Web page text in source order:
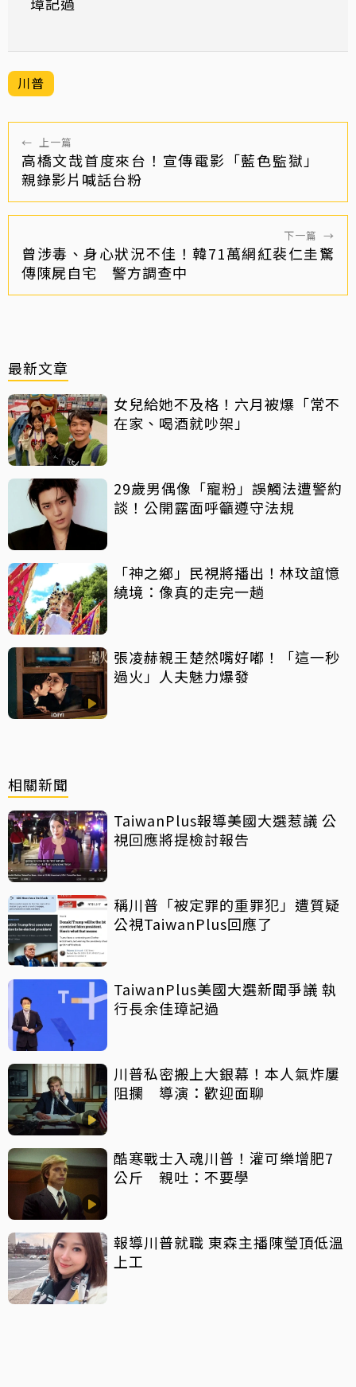
川普
← 上一篇
高橋文哉首度來台！宣傳電影「藍色監獄」
親錄影片喊話台粉
下一篇 →
曾涉毒、身心狀況不佳！韓71萬網紅裴仁圭驚
傳陳屍自宅 警方調查中
最新文章
女兒給她不及格！六月被爆「常不
在家、喝酒就吵架」
29歲男偶像「寵粉」誤觸法遭警約
談！公開露面呼籲遵守法規
「神之鄉」民視將播出！林玟誼憶
繞境：像真的走完一趟
張凌赫親王楚然嘴好嘟！「這一秒
過火」人夫魅力爆發
相關新聞
TaiwanPlus報導美國大選惹議 公
視回應將提檢討報告
稱川普「被定罪的重罪犯」遭質疑
公視TaiwanPlus回應了
TaiwanPlus美國大選新聞爭議 執
行長余佳璋記過
川普私密搬上大銀幕！本人氣炸屢
阻攔 導演：歡迎面聊
酷寒戰士入魂川普！灌可樂增肥7
公斤 親吐：不要學
報導川普就職 東森主播陳瑩頂低溫
上工